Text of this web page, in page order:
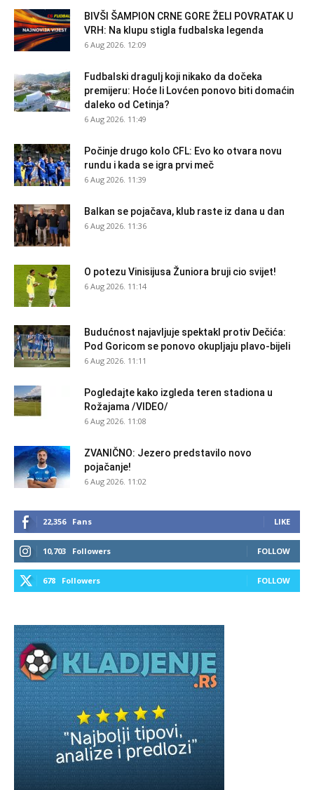
BIVŠI ŠAMPION CRNE GORE ŽELI POVRATAK U
VRH: Na klupu stigla fudbalska legenda
6 Aug 2026. 12:09
Fudbalski dragulj koji nikako da dočeka
premijeru: Hoće li Lovćen ponovo biti domaćin
daleko od Cetinja?
6 Aug 2026. 11:49
Počinje drugo kolo CFL: Evo ko otvara novu
rundu i kada se igra prvi meč
6 Aug 2026. 11:39
Balkan se pojačava, klub raste iz dana u dan
6 Aug 2026. 11:36
O potezu Vinisijusa Žuniora bruji cio svijet!
6 Aug 2026. 11:14
Budućnost najavljuje spektakl protiv Dečića:
Pod Goricom se ponovo okupljaju plavo-bijeli
6 Aug 2026. 11:11
Pogledajte kako izgleda teren stadiona u
Rožajama /VIDEO/
6 Aug 2026. 11:08
ZVANIČNO: Jezero predstavilo novo
pojačanje!
6 Aug 2026. 11:02
22,356 Fans LIKE
10,703 Followers FOLLOW
678 Followers FOLLOW